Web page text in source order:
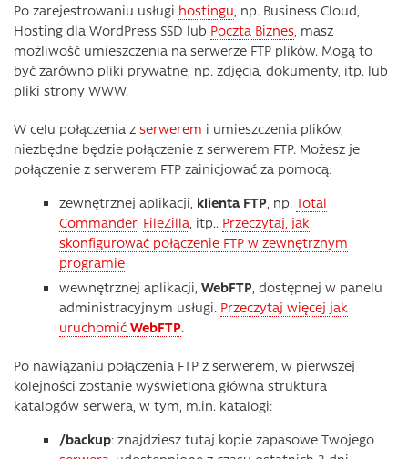
Po zarejestrowaniu usługi hostingu, np. Business Cloud,
Hosting dla WordPress SSD lub Poczta Biznes, masz
możliwość umieszczenia na serwerze FTP plików. Mogą to
być zarówno pliki prywatne, np. zdjęcia, dokumenty, itp. lub
pliki strony WWW.
W celu połączenia z serwerem i umieszczenia plików,
niezbędne będzie połączenie z serwerem FTP. Możesz je
połączenie z serwerem FTP zainicjować za pomocą:
zewnętrznej aplikacji, klienta FTP, np. Total
Commander, FileZilla, itp.. Przeczytaj, jak
skonfigurować połączenie FTP w zewnętrznym
programie
wewnętrznej aplikacji, WebFTP, dostępnej w panelu
administracyjnym usługi. Przeczytaj więcej jak
uruchomić WebFTP.
Po nawiązaniu połączenia FTP z serwerem, w pierwszej
kolejności zostanie wyświetlona główna struktura
katalogów serwera, w tym, m.in. katalogi:
/backup: znajdziesz tutaj kopie zapasowe Twojego